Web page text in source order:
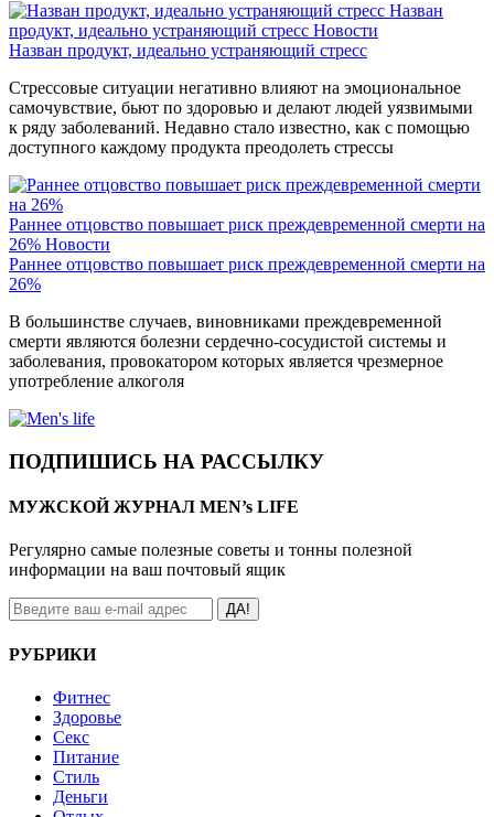
Назван
продукт, идеально устраняющий стресс Новости
Назван продукт, идеально устраняющий стресс
Стрессовые ситуации негативно влияют на эмоциональное
самочувствие, бьют по здоровью и делают людей уязвимыми
к ряду заболеваний. Недавно стало известно, как с помощью
доступного каждому продукта преодолеть стрессы
Раннее отцовство повышает риск преждевременной смерти на
26% Новости
Раннее отцовство повышает риск преждевременной смерти на
26%
В большинстве случаев, виновниками преждевременной
смерти являются болезни сердечно-сосудистой системы и
заболевания, провокатором которых является чрезмерное
употребление алкоголя
ПОДПИШИСЬ НА РАССЫЛКУ
МУЖСКОЙ ЖУРНАЛ MEN’s LIFE
Регулярно самые полезные советы и тонны полезной
информации на ваш почтовый ящик
ДА!
РУБРИКИ
Фитнес
Здоровье
Секс
Питание
Стиль
Деньги